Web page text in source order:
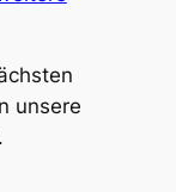
unsere